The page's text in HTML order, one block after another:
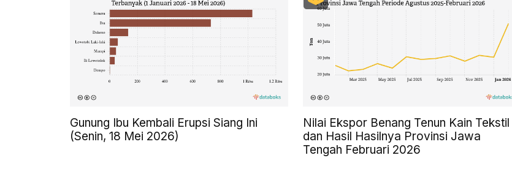
Gunung Ibu Kembali Erupsi Siang Ini
(Senin, 18 Mei 2026)
Nilai Ekspor Benang Tenun Kain Tekstil
dan Hasil Hasilnya Provinsi Jawa
Tengah Februari 2026